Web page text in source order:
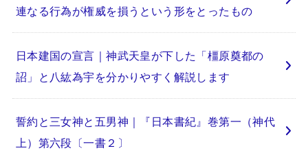
連なる行為が権威を損うという形をとったもの
日本建国の宣言｜神武天皇が下した「橿原奠都の
詔」と八紘為宇を分かりやすく解説します
誓約と三女神と五男神｜『日本書紀』巻第一（神代
上）第六段〔一書２〕